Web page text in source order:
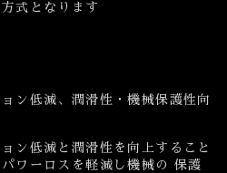
式となります
ン低減、潤滑性・機械保護性向
ン低減と潤滑性を向上すること
ワーロスを軽減し機械の 保護